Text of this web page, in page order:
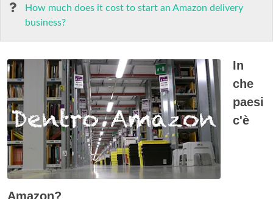
How much does it cost to start an Amazon delivery
business?
In
che
paesi
c'è
Amazon?